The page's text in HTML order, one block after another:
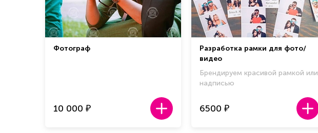
Фотограф
10 000 ₽
Разработка рамки для фото/
видео
Брендируем красивой рамкой или
надписью
6500 ₽